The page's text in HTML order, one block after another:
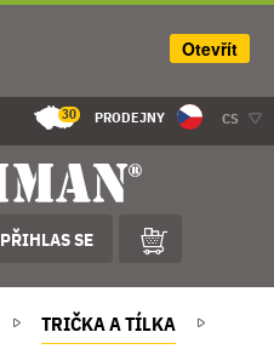
30 PRODEJNY CS
PŘIHLAS SE
TRIČKA A TÍLKA
Otevřít